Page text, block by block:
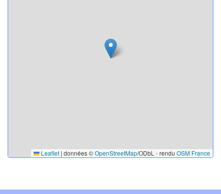
Leaflet | données ©OpenStreetMap/ODbL - rendu OSM France